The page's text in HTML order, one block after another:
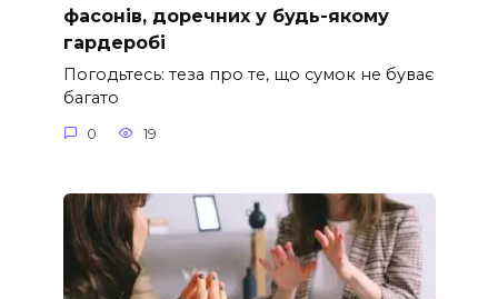
фасонів, доречних у будь-якому
гардеробі
Погодьтесь: теза про те, що сумок не буває
багато
0 19